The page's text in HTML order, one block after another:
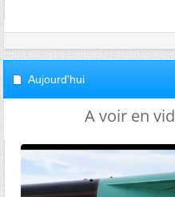
Aujourd'hui
A voir en